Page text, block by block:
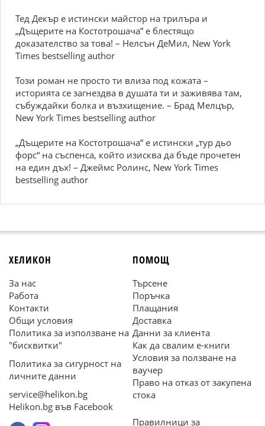
Тед Декър е истински майстор на трилъра и
„Дъщерите на Костотрошача” е блестящо
доказателство за това! – Нелсън ДеМил, New York
Times bestselling author
Този роман не просто ти влиза под кожата –
историята се загнездва в душата ти и заживява там,
събуждайки болка и възхищение. – Брад Мелцър,
New York Times bestselling author
„Дъщерите на Костотрошача“ е истински „тур дьо
форс“ на съспенса, който изисква да бъде прочетен
на един дъх! – Джеймс Ролинс, New York Times
bestselling author
ХЕЛИКОН
За нас
Работа
Контакти
Общи условия
Политика за използване на
"бисквитки"
Политика за сигурност на
личните данни
service@helikon.bg
Helikon.bg във Facebook
ПОМОЩ
Търсене
Поръчка
Плащания
Доставка
Данни за клиента
Как да свалим е-книги
Условия за ползване на
ваучер
Право на отказ от закупена
стока
Правилници за